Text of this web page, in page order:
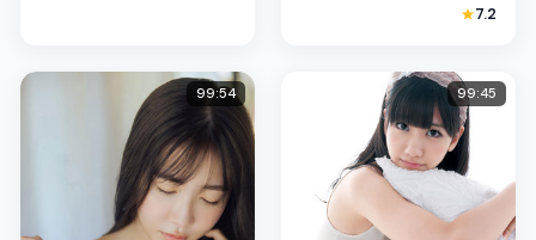
的笔触描写普通人处境，
张力十足，...
7.2
99:54 99:45